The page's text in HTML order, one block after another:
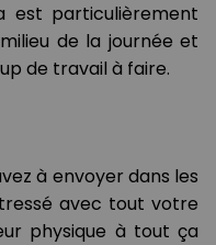
est particulièrement
de la journée et
de travail à faire.
à envoyer dans les
avec tout votre
physique à tout ça